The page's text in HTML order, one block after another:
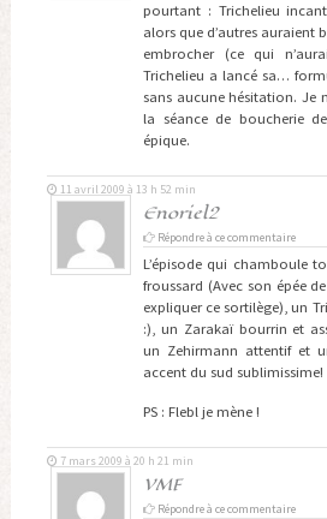
pourtant : Trichelieu
alors que d’autres auraient
embrocher (ce qui
Trichelieu a lancé sa…
sans aucune hésitation. Je
la séance de boucherie
épique.
Enoriel2
11 avril 2009 à 13 h 52 min
Répondre à ce commentaire
L’épisode qui chamboule
froussard (Avec son épée
expliquer ce sortilège), un
:), un Zarakaï bourrin et
un Zehirmann attentif et
accent du sud sublimissime!
PS : Flebl je mène !
VMF
7 mars 2009 à 20 h 21 min
Répondre à ce commentaire